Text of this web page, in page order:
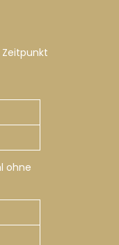
Zeitpunkt
ohne